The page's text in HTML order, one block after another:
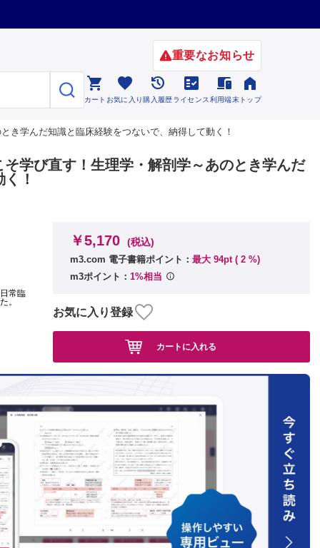
重要なお知らせ

カート

お気に入り

購入履歴

ライセンス

利用端末

トップ
き学んだ知識と臨床経験をつないで、納得して動く！
学び直す！生理学・解剖学～あのとき学んだ
！
常臨
。
￥5,170 (税込)
m3.com 電子書籍ポイント： 最大 94pt ( 2 %)
m3ポイント： 1%相当
お気に入り登録
カートに入れる